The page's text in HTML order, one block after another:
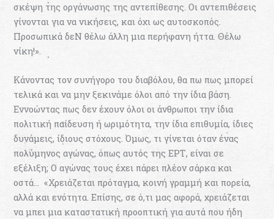
σκέψη της οργάνωσης της αντεπίθεσης. Οι αντεπιθέσεις
γίνονται για να νικήσεις, και όχι ως αυτοσκοπός.
Προσωπικά δεΝ θέλω άλλη μια περήφανη ήττα. Θέλω
νίκη!».
Κάνοντας τον συνήγορο του διαβόλου, θα πω πως μπορεί
τελικά και να μην ξεκινάμε όλοι από την ίδια βάση.
Εννοώντας πως δεν έχουν όλοι οι άνθρωποι την ίδια
πολιτική παίδευση ή ωριμότητα, την ίδια επιθυμία, ίδιες
δυνάμεις, ίδιους στόχους. Όμως, τι γίνεται όταν ένας
πολύμηνος αγώνας, όπως αυτός της ΕΡΤ, είναι σε
εξέλιξη; Ο αγώνας τους έχει πάρει πλέον σάρκα και
οστά… «Χρειάζεται πρόταγμα, κοινή γραμμή και πορεία,
αλλά και ενότητα. Επίσης, σε ό,τι μας αφορά, χρειάζεται
να μπει μια καταστατική προοπτική για αυτά που ήδη